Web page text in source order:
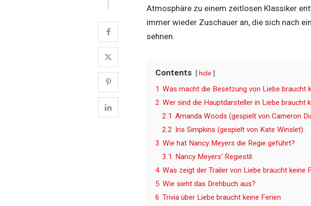
Atmosphäre zu einem zeitlosen Klassiker
immer wieder Zuschauer an, die sich nach
sehnen.
Contents hide
1 Was macht die Besetzung von Liebe braucht
2 Wer sind die Hauptdarsteller in Liebe braucht
2.1 Amanda Woods (gespielt von Cameron
2.2 Iris Simpkins (gespielt von Kate Winslet):
3 Wie hat Nancy Meyers die Regie geführt?
3.1 Nancy Meyers‘ Regiestil:
4 Was zeigt der Trailer von Liebe braucht keine
5 Wie sieht das Drehbuch aus?
6 Trivia über Liebe braucht keine Ferien